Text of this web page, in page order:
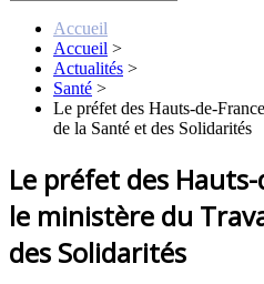
Accueil
Accueil >
Actualités >
Santé >
Le préfet des Hauts-de-
de la Santé et des Solidarités
Le préfet des
le ministère du
des Solidarités